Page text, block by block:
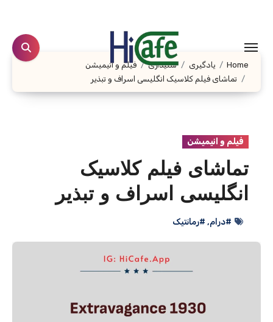
content
Home یادگیری شنیداری
فیلم و انیمیشن
تماشای فیلم کلاسیک انگلیسی اسراف و تبذیر
فیلم و انیمیشن
تماشای فیلم کلاسیک
انگلیسی اسراف و تبذیر
#درام, #رمانتیک